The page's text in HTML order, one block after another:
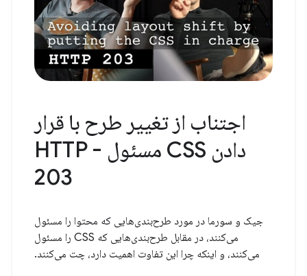
اجتناب از تغییر طرح با قرار
دادن CSS مسئول - HTTP
203
جیک و سورما در مورد طرح‌بندی‌هایی که محتوا را مسئول
می‌کنند، در مقابل طرح‌بندی‌هایی که CSS را مسئول
می‌کنند، و اینکه چرا این تفاوت اهمیت دارد، چت می‌کنند.